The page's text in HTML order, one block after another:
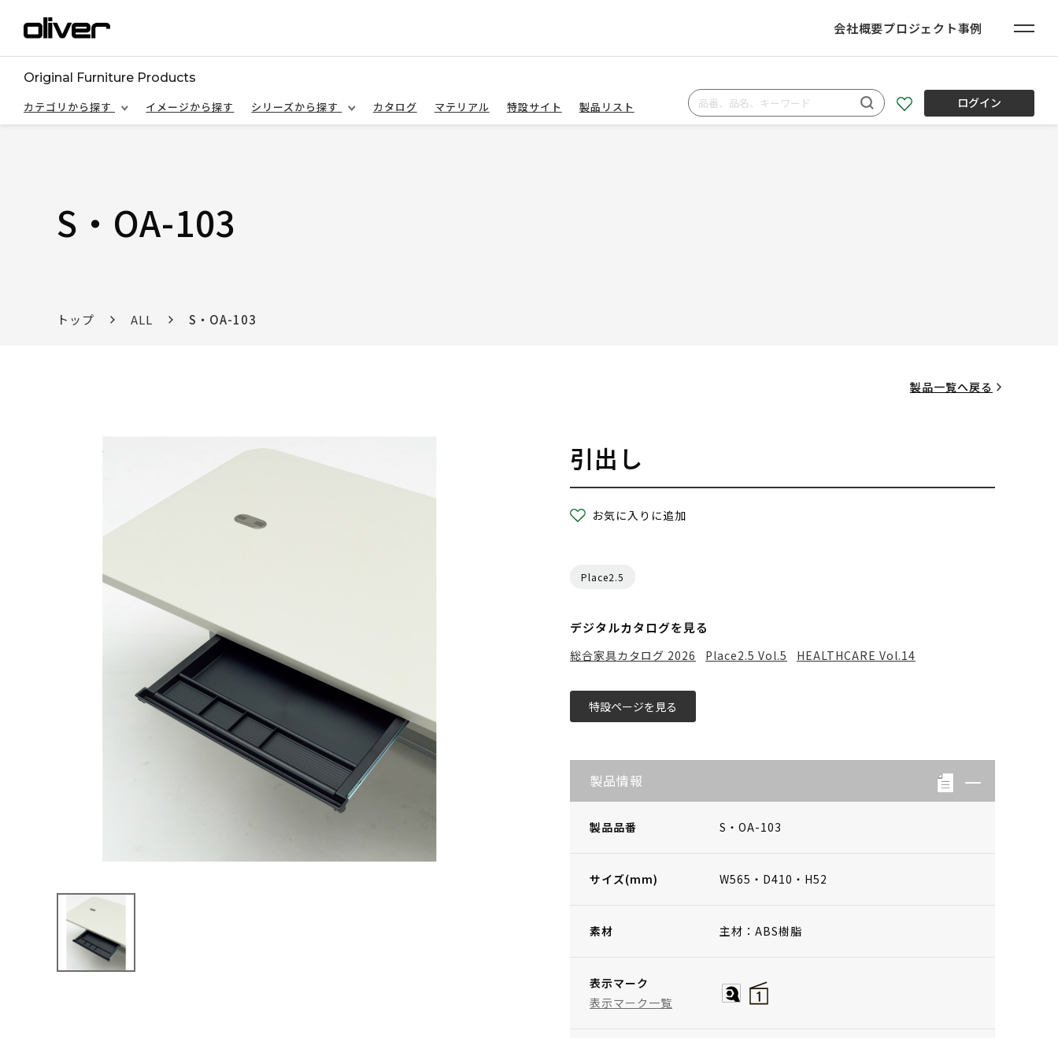
会社概要プロジェクト事例
Original Furniture Products
カテゴリから探す
イメージから探す シリーズから探す カタログ マテリアル 特設サイト 製品リスト ログイン
S・OA-103
トップ ALL S・OA-103
製品一覧へ戻る
引出し
お気に入りに追加
Place2.5
デジタルカタログを見る
総合家具カタログ 2026 Place2.5 Vol.5 HEALTHCARE Vol.14
特設ページを見る
製品情報
製品品番 S・OA-103
サイズ(mm) W565・D410・H52
素材 主材：ABS樹脂
表示マーク
表示マーク一覧